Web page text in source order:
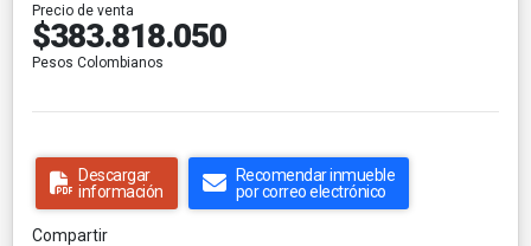
Precio de venta
$383.818.050
Pesos Colombianos
Descargar
información
Recomendar inmueble
por correo electrónico
Compartir